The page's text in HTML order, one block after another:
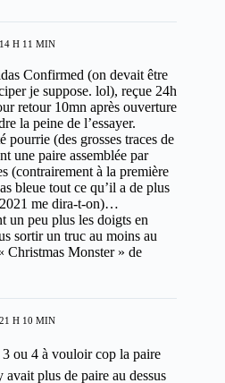
H 11 MIN
Confirmed (on devait être
je suppose. lol), reçue 24h
retour 10mn après ouverture
la peine de l’essayer.
pourrie (des grosses traces de
une paire assemblée par
(contrairement à la première
bleue tout ce qu’il a de plus
me dira-t-on)…
un peu plus les doigts en
sortir un truc au moins au
Christmas Monster » de
H 10 MIN
ou 4 à vouloir cop la paire
plus de paire au dessus